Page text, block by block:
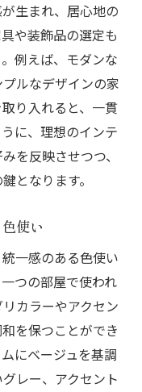
生まれ、居心地の
や装飾品の選定も
例えば、モダンな
ルなデザインの家
り入れると、一貫
に、理想のインテ
を反映させつつ、
となります。
使い
一感のある色使い
つの部屋で使われ
カラーやアクセン
を保つことができ
にベージュを基調
レー、アクセント